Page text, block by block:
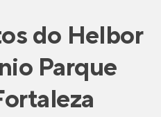
do Helbor
Parque